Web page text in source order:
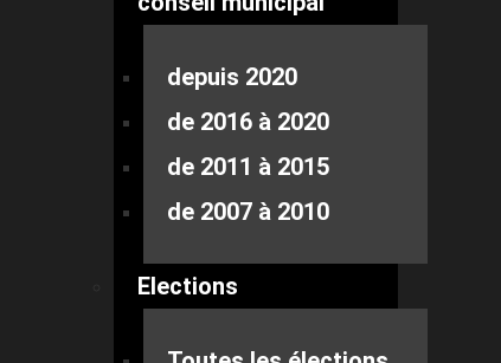
depuis 2020
de 2016 à 2020
de 2011 à 2015
de 2007 à 2010
Elections